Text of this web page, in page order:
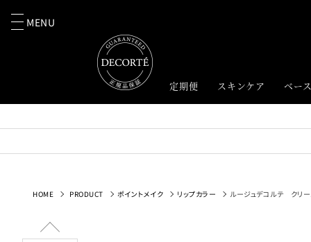
MENU
定期便 スキンケア ベー
HOME PRODUCT ポイントメイク リップカラー ルージュデコルテ クリ